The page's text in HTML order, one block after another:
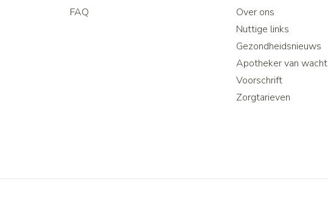
FAQ
Over ons
Nuttige links
Gezondheidsnieuws
Apotheker van wacht
Voorschrift
Zorgtarieven